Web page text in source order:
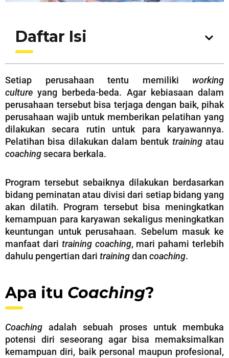
Daftar Isi
Setiap perusahaan tentu memiliki working
culture yang berbeda-beda. Agar kebiasaan dalam
perusahaan tersebut bisa terjaga dengan baik, pihak
perusahaan wajib untuk memberikan pelatihan yang
dilakukan secara rutin untuk para karyawannya.
Pelatihan bisa dilakukan dalam bentuk trainingatau
coachingsecara berkala.
Program tersebut sebaiknya dilakukan berdasarkan
bidang peminatan atau divisi dari setiap bidang yang
akan dilatih. Program tersebut bisa meningkatkan
kemampuan para karyawan sekaligus meningkatkan
keuntungan untuk perusahaan. Sebelum masuk ke
manfaat dari training coaching, mari pahami terlebih
dahulu pengertian dari trainingdan coaching.
Apa itu Coaching?
Coaching adalah sebuah proses untuk membuka
potensi diri seseorang agar bisa memaksimalkan
kemampuan diri, baik personal maupun profesional,